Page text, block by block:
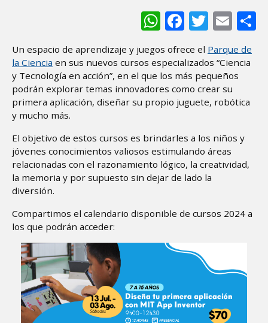
WhatsApp
Facebook
Twitter
Un espacio de aprendizaje y juegos ofrece el Parque de
la Ciencia en sus nuevos cursos especializados “Ciencia
y Tecnología en acción”, en el que los más pequeños
podrán explorar temas innovadores como crear su
primera aplicación, diseñar su propio juguete, robótica
y mucho más.
El objetivo de estos cursos es brindarles a los niños y
jóvenes conocimientos valiosos estimulando áreas
relacionadas con el razonamiento lógico, la creatividad,
la memoria y por supuesto sin dejar de lado la
diversión.
Compartimos el calendario disponible de cursos 2024 a
los que podrán acceder: